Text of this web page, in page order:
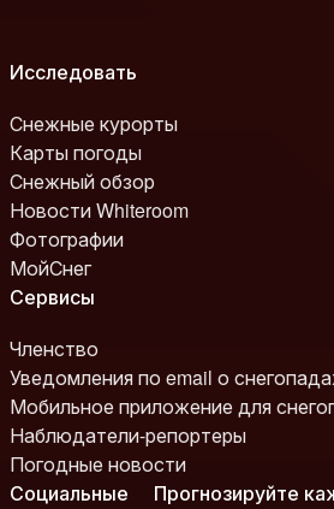
Исследовать
Снежные курорты
Карты погоды
Снежный обзор
Новости Whiteroom
Фотографии
МойСнег
Сервисы
Членство
Уведомления по email о
Мобильное приложение для
Наблюдатели-репортеры
Погодные новости
Социальные
Прогнозируйте